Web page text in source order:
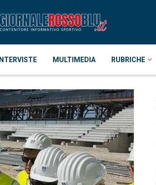
INTERVISTE MULTIMEDIA RUBRICHE